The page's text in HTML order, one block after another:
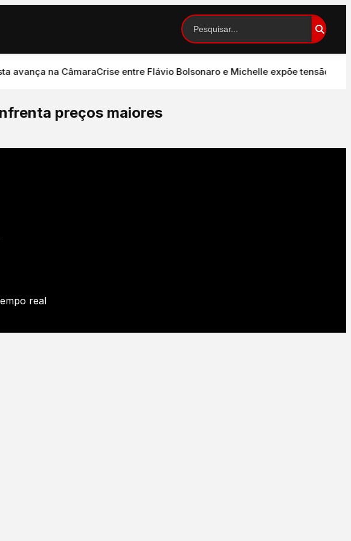
na CâmaraCrise entre Flávio Bolsonaro e Michelle expõe tensão no PL e
preços maiores
real